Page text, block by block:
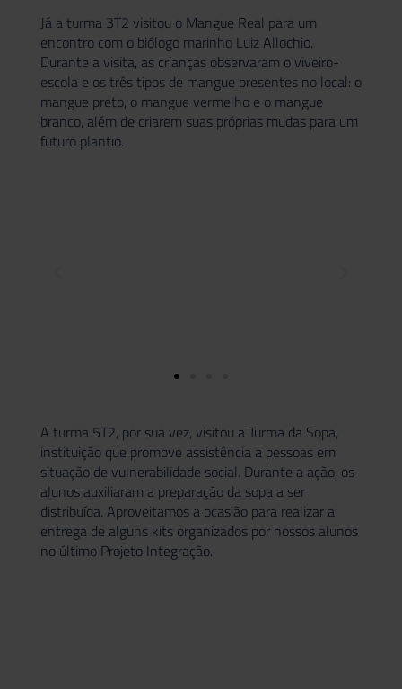
Já a turma 3T2 visitou o Mangue Real para um
encontro com o biólogo marinho Luiz Allochio.
Durante a visita, as crianças observaram o viveiro-
escola e os três tipos de mangue presentes no local: o
mangue preto, o mangue vermelho e o mangue
branco, além de criarem suas próprias mudas para um
futuro plantio.
A turma 5T2, por sua vez, visitou a Turma da Sopa,
instituição que promove assistência a pessoas em
situação de vulnerabilidade social. Durante a ação, os
alunos auxiliaram a preparação da sopa a ser
distribuída. Aproveitamos a ocasião para realizar a
entrega de alguns kits organizados por nossos alunos
no último Projeto Integração.